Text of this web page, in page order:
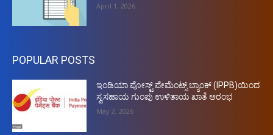
April 1, 2026
POPULAR POSTS
ಇಂಡಿಯಾ ಪೋಸ್ಟ್ ಪೇಮೆಂಟ್ಸ್ ಬ್ಯಾಂಕ್ (IPPB)ಯಿಂದ
ಸ್ವಸಹಾಯ ಗುಂಪು ಉಳಿತಾಯ ಖಾತೆ ಆರಂಭ
May 2, 2026